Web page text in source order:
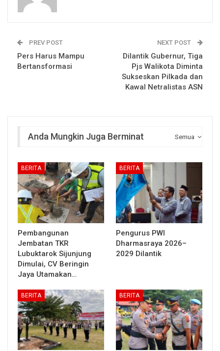
PREV POST
Pers Harus Mampu
Bertansformasi
NEXT POST
Dilantik Gubernur, Tiga
Pjs Walikota Diminta
Sukseskan Pilkada dan
Kawal Netralistas ASN
Semua
Anda Mungkin Juga Berminat
BERITA
Pembangunan
Jembatan TKR
Lubuktarok Sijunjung
Dimulai, CV Beringin
Jaya Utamakan…
BERITA
Pengurus PWI
Dharmasraya 2026–
2029 Dilantik
BERITA BERITA